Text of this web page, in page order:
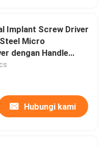
Implant Screw Driver
Micro
dengan Handle
Alat Pengeboran
Hubungi kami